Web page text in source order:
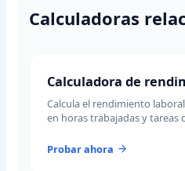
Calculadoras
Calculadora de
Calcula el rendimiento
en horas trabajadas y tareas
Probar ahora